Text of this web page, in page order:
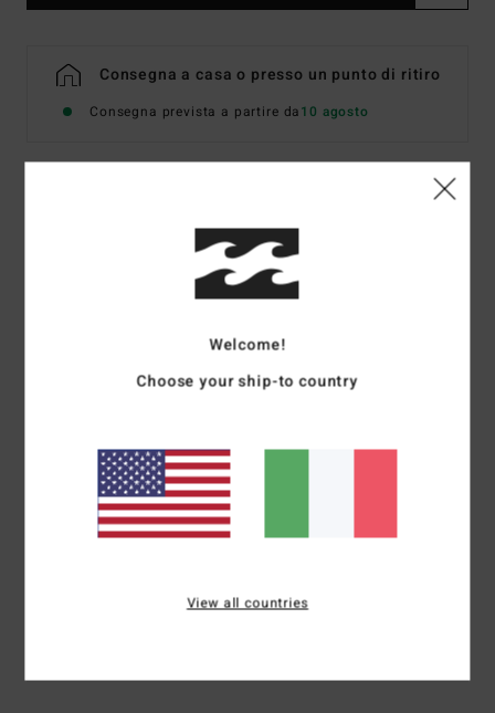
Consegna a casa o presso un punto di ritiro
Consegna prevista a partire da10 agosto
Maglietta a maniche corte Nero Uomo
Codice colore
Logo ricamato sul pannello frontale
Etichetta posteriore a bandiera in tessuto
Composizione[Tessuto principale] 70% cotone, 30%
Welcome!
Choose your ship-to country
View all countries